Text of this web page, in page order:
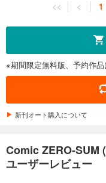
あらすじを
509円 (税込)
あらすじを
<< < 1
※期間限定無料版、予約作
新刊オート購入について
Comic ZERO-SUM
ユーザーレビュー